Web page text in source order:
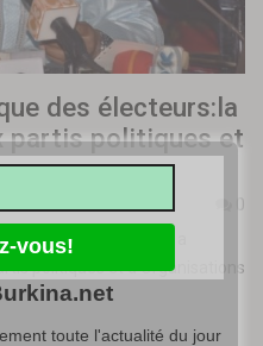
des électeurs:la
partis politiques et
0
indépendante (CENI) a
politiques et d’Organisations
toute l'actualité du jour